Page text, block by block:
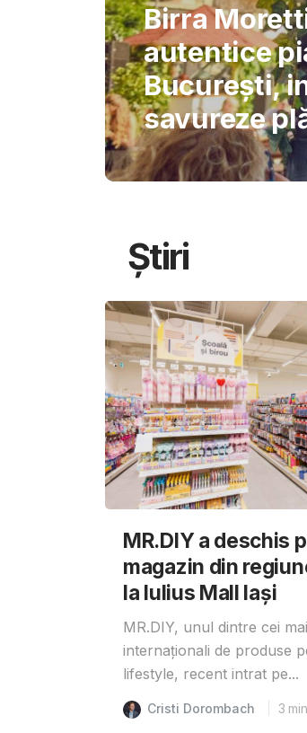
Richard
permite
gândirea
Știri
MR.DIY a deschis
magazin din
la Iulius Mall Iași
MR.DIY, unul dintre cei
internaționali de produse
lifestyle, recent intrat pe...
Cristi Dorombach 3 min